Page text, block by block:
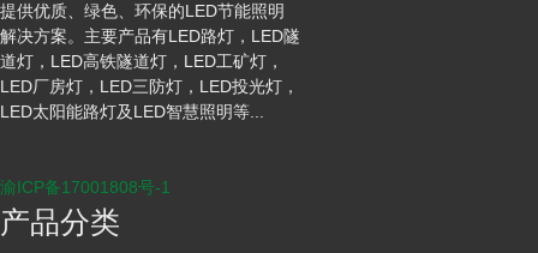
提供优质、绿色、环保的LED节能照明
解决方案。主要产品有LED路灯，LED隧
道灯，LED高铁隧道灯，LED工矿灯，
LED厂房灯，LED三防灯，LED投光灯，
LED太阳能路灯及LED智慧照明等...
渝ICP备17001808号-1
产品分类